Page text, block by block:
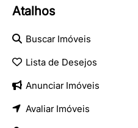
Atalhos
Buscar Imóveis
Lista de Desejos
Anunciar Imóveis
Avaliar Imóveis